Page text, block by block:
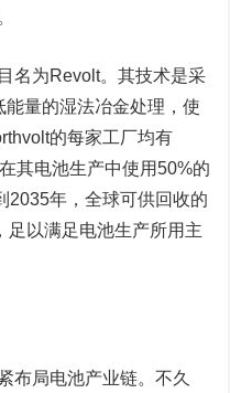
为Revolt。其技术是采
量的湿法冶金处理，使
的每家工厂均有
其电池生产中使用50%的
2035年，全球可供回收的
足以满足电池生产所用主
局电池产业链。不久